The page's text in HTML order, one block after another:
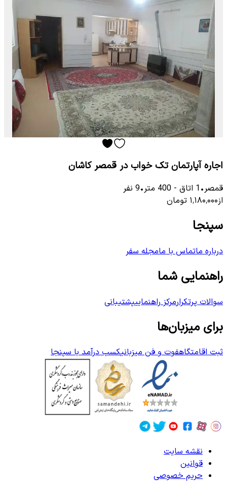
اجاره آپارتمان تک خواب در قمصر کاشان
قمصر•
1 اتاق -
400 متر•
9 نفر
از۱٬۱۸۰٬۰۰۰ تومان
سپنجا
درباره ماتماس با مامجله سفر
راهنمایی شما
سوالات پرتکرارمرکز راهنماییپشتیبانی
برای میزبان‌ها
ثبت اقامتگاهفوت و فن میزبانیکسب درآمد با سپنجا
نقشه سایت
قوانین
حریم خصوصی